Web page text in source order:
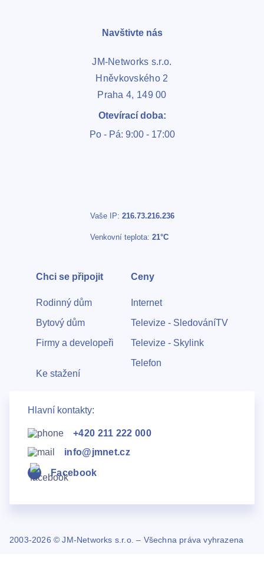
Vaše IP: 216.73.216.236
Venkovní teplota: 21°C
Navštivte nás
JM-Networks s.r.o.
Hněvkovského 2
Praha 4, 149 00
Otevírací doba:
Po - Pá: 9:00 - 17:00
Chci se připojit
Rodinný dům
Bytový dům
Firmy a developeři
Ke stažení
Ceny
Internet
Televize - SledováníTV
Televize - Skylink
Telefon
Hlavní kontakty:
+420 211 222 000
info@jmnet.cz
Facebook
2003-2026 © JM-Networks s.r.o. – Všechna práva vyhrazena